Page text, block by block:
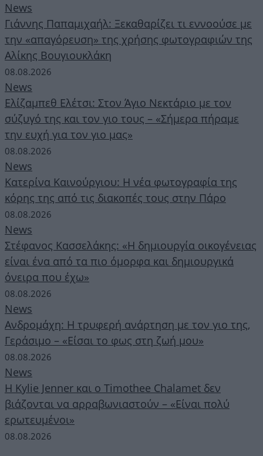
News
Γιάννης Παπαμιχαήλ: Ξεκαθαρίζει τι εννοούσε με
την «απαγόρευση» της χρήσης φωτογραφιών της
Αλίκης Βουγιουκλάκη
08.08.2026
News
Ελίζαμπεθ Ελέτσι: Στον Άγιο Νεκτάριο με τον
σύζυγό της και τον γιο τους – «Σήμερα πήραμε
την ευχή για τον γιο μας»
08.08.2026
News
Κατερίνα Καινούργιου: Η νέα φωτογραφία της
κόρης της από τις διακοπές τους στην Πάρο
08.08.2026
News
Στέφανος Κασσελάκης: «Η δημιουργία οικογένειας
είναι ένα από τα πιο όμορφα και δημιουργικά
όνειρα που έχω»
08.08.2026
News
Ανδρομάχη: Η τρυφερή ανάρτηση με τον γιο της,
Γεράσιμο – «Είσαι το φως στη ζωή μου»
08.08.2026
News
Η Kylie Jenner και ο Timothee Chalamet δεν
βιάζονται να αρραβωνιαστούν – «Είναι πολύ
ερωτευμένοι»
08.08.2026